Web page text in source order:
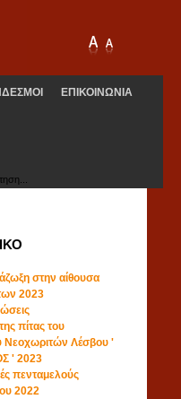
ΕΠΙΚΟΙΝΩΝΙΑ
στην αίθουσα
2023
πίτας του
Νεοχωριτών Λέσβου '
' 2023
πενταμελούς
2022